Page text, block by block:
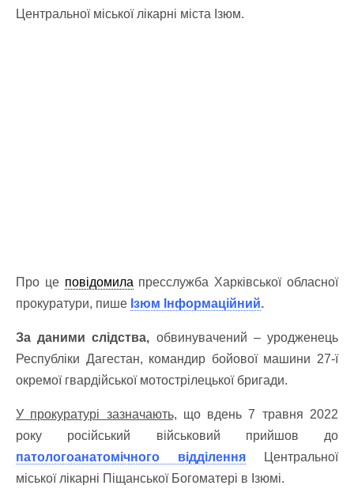
Центральної міської лікарні міста Ізюм.
Про це повідомила пресслужба Харківської обласної
прокуратури, пише Ізюм Інформаційний.
За даними слідства, обвинувачений – уродженець
Республіки Дагестан, командир бойової машини 27-ї
окремої гвардійської мотострілецької бригади.
У прокуратурі зазначають, що вдень 7 травня 2022
року російський військовий прийшов до
патологоанатомічного відділення Центральної
міської лікарні Піщанської Богоматері в Ізюмі.